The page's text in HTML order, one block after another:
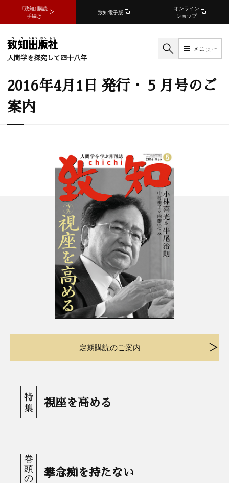
『致知』購読
手続き
致知電子版
オンライン
ショップ
人間学を探究して四十八年
メニュー
2016年4月1日 発行・ 5 月号のご
案内
定期購読のご案内
視座を高める
攀念痴を持たない